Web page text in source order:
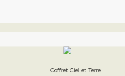
Coffret Ciel et Terre